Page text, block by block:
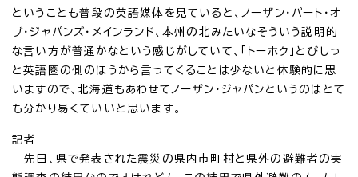
ということも普段の英語媒体を見ていると、ノーザン・パート・オ
ブ・ジャパンズ・メインランド、本州の北みたいなそういう説明的
な言い方が普通かなという感じがしていて、「トーホク」とびしっ
と英語圏の側のほうから言ってくることは少ないと体験的に思
いますので、北海道もあわせてノーザン・ジャパンというのはとて
も分かり易くていいと思います。
記者
先日、県で発表された震災の県内市町村と県外の避難者の実